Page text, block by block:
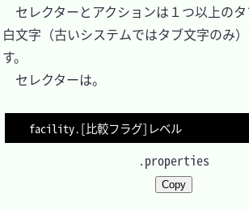
セレクターとアクションは１つ以上の
白文字（古いシステムではタブ文字のみ
す。
セレクターは。
.properties
Copy